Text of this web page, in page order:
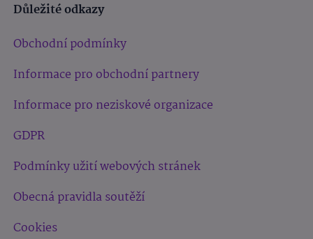
Důležité odkazy
Obchodní podmínky
Informace pro obchodní partnery
Informace pro neziskové organizace
GDPR
Podmínky užití webových stránek
Obecná pravidla soutěží
Cookies